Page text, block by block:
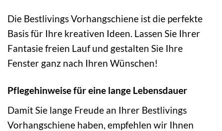
Die Bestlivings Vorhangschiene ist die perfekte
Basis für Ihre kreativen Ideen. Lassen Sie Ihrer
Fantasie freien Lauf und gestalten Sie Ihre
Fenster ganz nach Ihren Wünschen!
Pflegehinweise für eine lange Lebensdauer
Damit Sie lange Freude an Ihrer Bestlivings
Vorhangschiene haben, empfehlen wir Ihnen